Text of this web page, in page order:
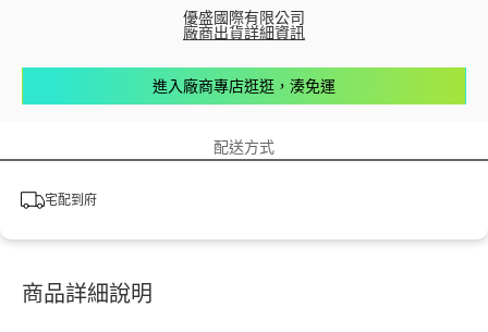
優盛國際有限公司
廠商出貨詳細資訊
進入廠商專店逛逛，湊免運
配送方式
宅配到府
商品詳細說明